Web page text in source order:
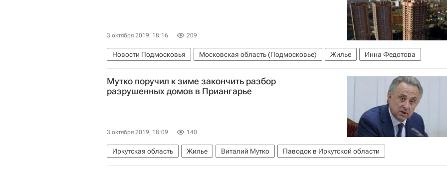
3 октября 2019, 18:16 209
Новости Подмосковья Московская область (Подмосковье) Жилье Инна Федотова
Мутко поручил к зиме закончить разбор
разрушенных домов в Приангарье
3 октября 2019, 18:09 140
Иркутская область Жилье Виталий Мутко Паводок в Иркутской области